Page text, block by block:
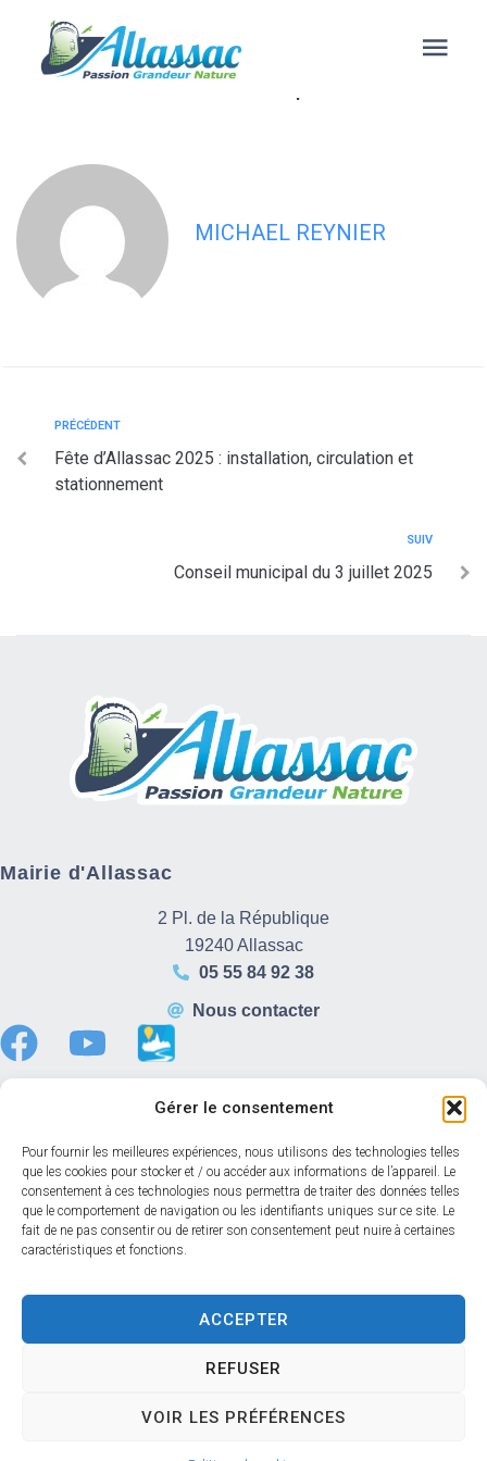
Gérer le consentement
Pour fournir les meilleures expériences, nous utilisons des technologies telles
que les cookies pour stocker et / ou accéder aux informations de l’appareil. Le
consentement à ces technologies nous permettra de traiter des données telles
que le comportement de navigation ou les identifiants uniques sur ce site. Le
fait de ne pas consentir ou de retirer son consentement peut nuire à certaines
caractéristiques et fonctions.
ACCEPTER
REFUSER
VOIR LES PRÉFÉRENCES
principal
Lotissement du Vignal : réalisation
d’enrobé du 17 au 26 septembre 2025
MICHAEL REYNIER
PRÉCÉDENT
Fête d’Allassac 2025 : installation, circulation et
stationnement
SUIV
Conseil municipal du 3 juillet 2025
Mairie d'Allassac
2 Pl. de la République
19240 Allassac
05 55 84 92 38
Nous contacter
Du lundi au vendredi :
8h30 – 12h00
13h30 – 17h30
AccessibilitéMentions légalesConfidentialité